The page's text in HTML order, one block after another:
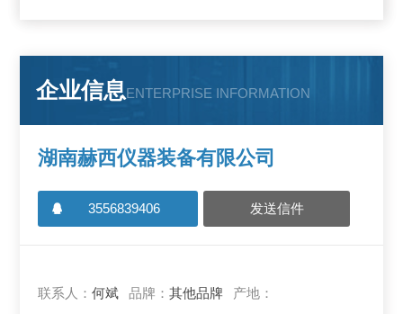
企业信息ENTERPRISE INFORMATION
湖南赫西仪器装备有限公司
3556839406 发送信件
联系人：何斌 品牌：其他品牌 产地：